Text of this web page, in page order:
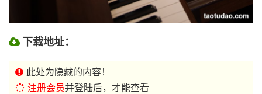
下载地址：
此处为隐藏的内容！
注册会员并登陆后，才能查看